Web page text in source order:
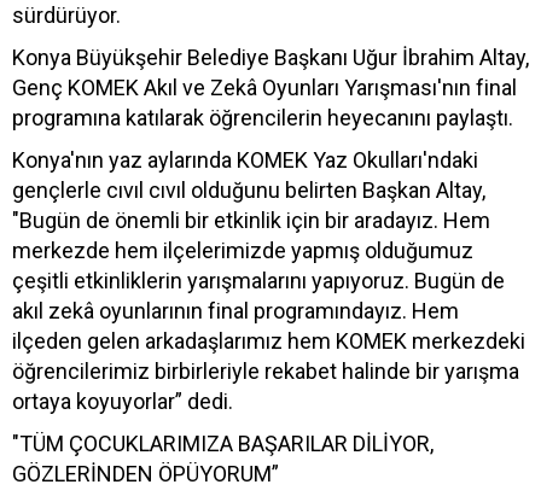
sürdürüyor.
Konya Büyükşehir Belediye Başkanı Uğur İbrahim Altay,
Genç KOMEK Akıl ve Zekâ Oyunları Yarışması'nın final
programına katılarak öğrencilerin heyecanını paylaştı.
Konya'nın yaz aylarında KOMEK Yaz Okulları'ndaki
gençlerle cıvıl cıvıl olduğunu belirten Başkan Altay,
"Bugün de önemli bir etkinlik için bir aradayız. Hem
merkezde hem ilçelerimizde yapmış olduğumuz
çeşitli etkinliklerin yarışmalarını yapıyoruz. Bugün de
akıl zekâ oyunlarının final programındayız. Hem
ilçeden gelen arkadaşlarımız hem KOMEK merkezdeki
öğrencilerimiz birbirleriyle rekabet halinde bir yarışma
ortaya koyuyorlar” dedi.
"TÜM ÇOCUKLARIMIZA BAŞARILAR DİLİYOR,
GÖZLERİNDEN ÖPÜYORUM”